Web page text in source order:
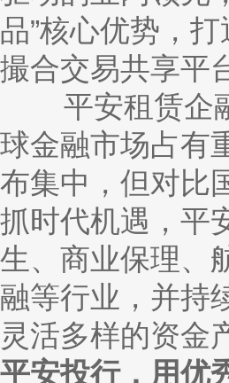
品”核心优势，
撮合交易共享平
平安租赁企融
球金融市场占有
布集中，但对比
抓时代机遇，平
生、商业保理、
融等行业，并持
灵活多样的资金
平安投行，用优